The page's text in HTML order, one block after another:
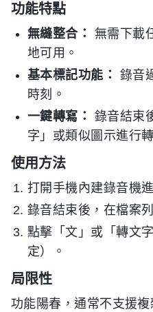
功能特點
無縫整合：
無需下載
地可用。
基本標記功能：
錄音
時刻。
一鍵轉寫：
錄音結束
字」或類似圖示進行
使用方法
打開手機內建錄音機
錄音結束後，在檔案
點擊「文」或「轉文
定）。
局限性
功能陽春，通常不支援